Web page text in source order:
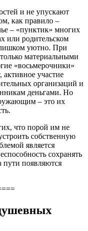
и не упускают
как правило –
– «пунктик» многих
или родительском
уютно. При
материальными
«восьмерочники»
активное участие
организаций и
деньгами. Но
– это их
что порой им не
собственную
является
сохранять
пути появляются